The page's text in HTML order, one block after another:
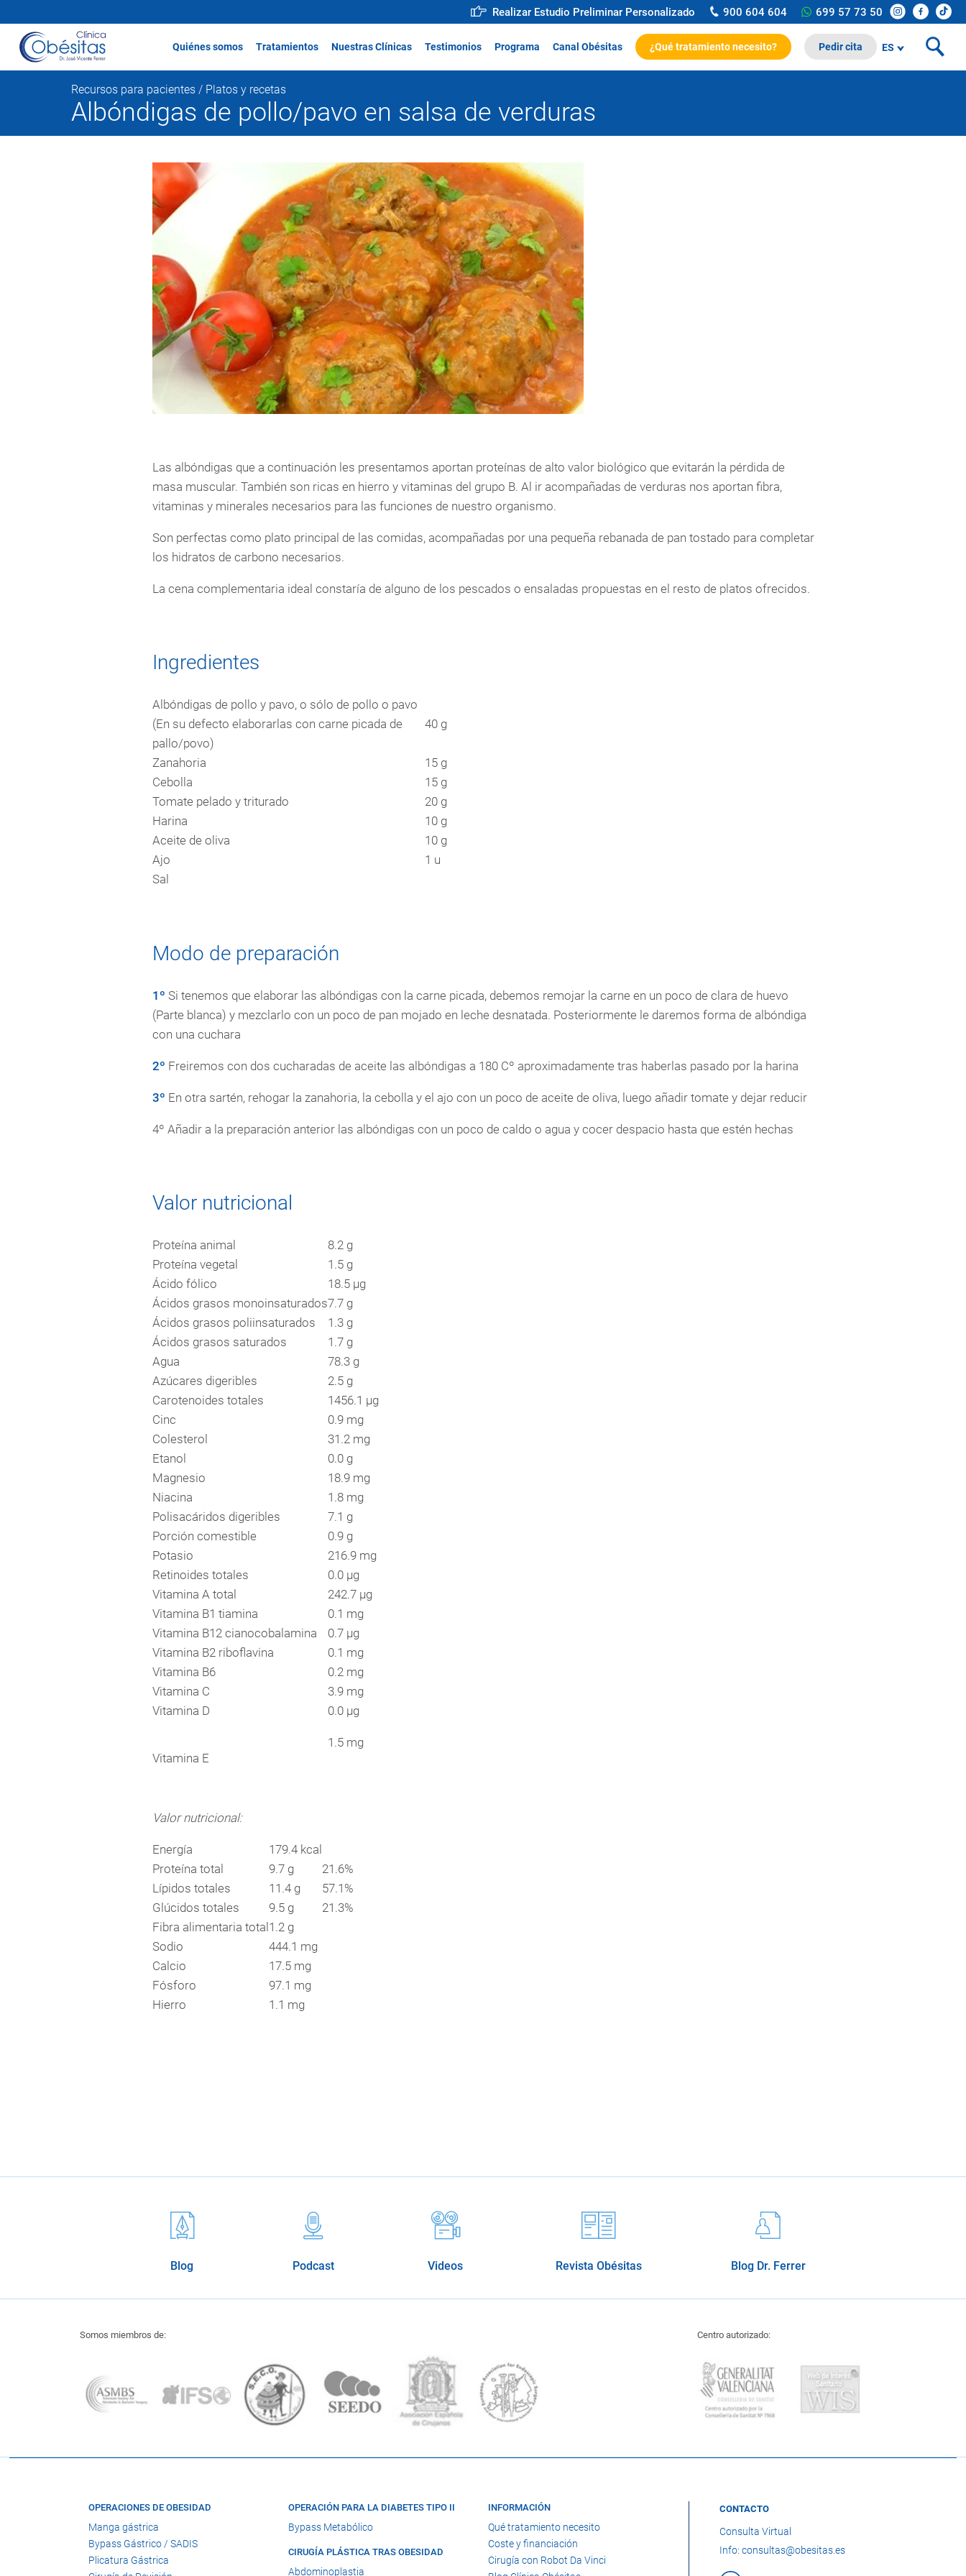
Realizar Estudio Preliminar Personalizado 900 604 604 699 57 73 50
Quiénes somos Tratamientos Nuestras Clínicas Testimonios Programa Canal Obésitas ¿Qué tratamiento necesito? Pedir cita ES
Recursos para pacientes / Platos y recetas
Albóndigas de pollo/pavo en salsa de verduras
Las albóndigas que a continuación les presentamos aportan proteínas de alto valor biológico que evitarán la pérdida de
masa muscular. También son ricas en hierro y vitaminas del grupo B. Al ir acompañadas de verduras nos aportan fibra,
vitaminas y minerales necesarios para las funciones de nuestro organismo.
Son perfectas como plato principal de las comidas, acompañadas por una pequeña rebanada de pan tostado para completar
los hidratos de carbono necesarios.
La cena complementaria ideal constaría de alguno de los pescados o ensaladas propuestas en el resto de platos ofrecidos.
Ingredientes
Albóndigas de pollo y pavo, o sólo de pollo o pavo
(En su defecto elaborarlas con carne picada de
pallo/povo)
40 g
Zanahoria
15 g
Cebolla
15 g
Tomate pelado y triturado
20 g
Harina
10 g
Aceite de oliva
10 g
Ajo
1 u
Sal
Modo de preparación
1º Si tenemos que elaborar las albóndigas con la carne picada, debemos remojar la carne en un poco de clara de huevo
(Parte blanca) y mezclarlo con un poco de pan mojado en leche desnatada. Posteriormente le daremos forma de albóndiga
con una cuchara
2º Freiremos con dos cucharadas de aceite las albóndigas a 180 Cº aproximadamente tras haberlas pasado por la harina
3º En otra sartén, rehogar la zanahoria, la cebolla y el ajo con un poco de aceite de oliva, luego añadir tomate y dejar reducir
4º Añadir a la preparación anterior las albóndigas con un poco de caldo o agua y cocer despacio hasta que estén hechas
Valor nutricional
Proteína animal
8.2 g
Proteína vegetal
1.5 g
Ácido fólico
18.5 µg
Ácidos grasos monoinsaturados7.7 g
Ácidos grasos poliinsaturados
1.3 g
Ácidos grasos saturados
1.7 g
Agua
78.3 g
Azúcares digeribles
2.5 g
Carotenoides totales
1456.1 µg
Cinc
0.9 mg
Colesterol
31.2 mg
Etanol
0.0 g
Magnesio
18.9 mg
Niacina
1.8 mg
Polisacáridos digeribles
7.1 g
Porción comestible
0.9 g
Potasio
216.9 mg
Retinoides totales
0.0 µg
Vitamina A total
242.7 µg
Vitamina B1 tiamina
0.1 mg
Vitamina B12 cianocobalamina
0.7 µg
Vitamina B2 riboflavina
0.1 mg
Vitamina B6
0.2 mg
Vitamina C
3.9 mg
Vitamina D
0.0 µg
Vitamina E
1.5 mg
Valor nutricional:
Energía
179.4 kcal
Proteína total
9.7 g
21.6%
Lípidos totales
11.4 g
57.1%
Glúcidos totales
9.5 g
21.3%
Fibra alimentaria total 1.2 g
Sodio
444.1 mg
Calcio
17.5 mg
Fósforo
97.1 mg
Hierro
1.1 mg
Blog Podcast Videos Revista Obésitas Blog Dr. Ferrer
Somos miembros de: Centro autorizado:
OPERACIONES DE OBESIDAD
Manga gástrica
Bypass Gástrico / SADIS
Plicatura Gástrica
OPERACIÓN PARA LA DIABETES TIPO II
Bypass Metabólico
CIRUGÍA PLÁSTICA TRAS OBESIDAD
Abdominoplastia
INFORMACIÓN
Qué tratamiento necesito
Coste y financiación
Cirugía con Robot Da Vinci
CONTACTO
Consulta Virtual
Info: consultas@obesitas.es